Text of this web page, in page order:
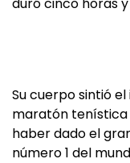
Su cuerpo sintió
maratón tenística
haber dado el
número 1 del